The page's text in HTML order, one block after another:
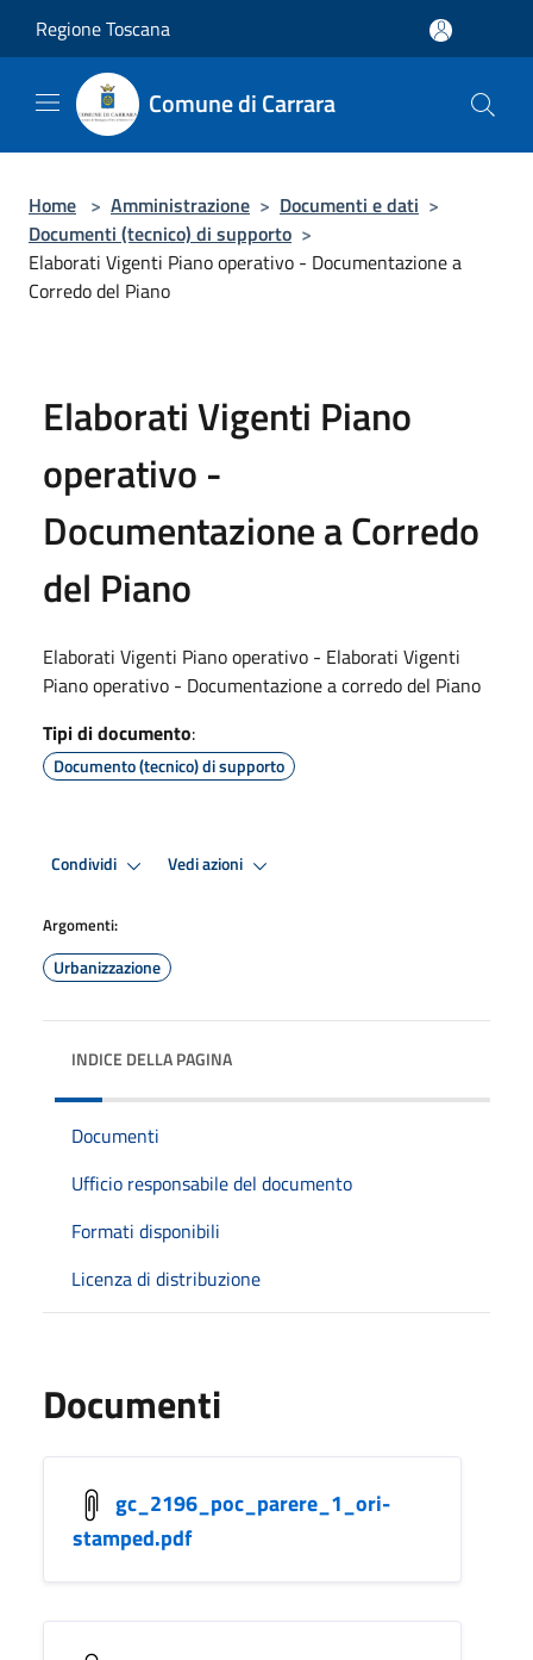
Regione Toscana
Comune di Carrara
Home > Amministrazione > Documenti e dati >
Documenti (tecnico) di supporto >
Elaborati Vigenti Piano operativo - Documentazione a
Corredo del Piano
Elaborati Vigenti Piano
operativo -
Documentazione a Corredo
del Piano
Elaborati Vigenti Piano operativo - Elaborati Vigenti
Piano operativo - Documentazione a corredo del Piano
Tipi di documento:
Documento (tecnico) di supporto
Condividi Vedi azioni
Argomenti:
Urbanizzazione
INDICE DELLA PAGINA
Documenti
Ufficio responsabile del documento
Formati disponibili
Licenza di distribuzione
Documenti
gc_2196_poc_parere_1_ori-
stamped.pdf